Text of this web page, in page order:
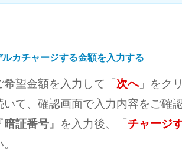
ルカチャージする金額を入力する
希望金額を入力して「次へ」をク
いて、確認画面で入力内容をご確
暗証番号 』を入力後、「チャージ